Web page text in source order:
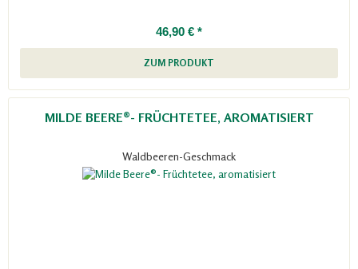
46,90 € *
ZUM PRODUKT
MILDE BEERE®- FRÜCHTETEE, AROMATISIERT
Waldbeeren-Geschmack